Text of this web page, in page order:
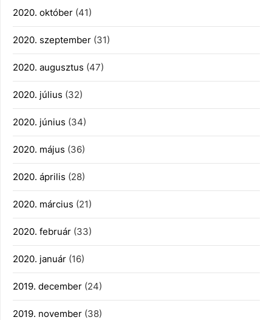
2020. október (41)
2020. szeptember (31)
2020. augusztus (47)
2020. július (32)
2020. június (34)
2020. május (36)
2020. április (28)
2020. március (21)
2020. február (33)
2020. január (16)
2019. december (24)
2019. november (38)